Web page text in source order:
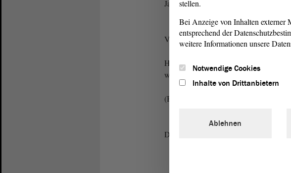
Ja, ich nehme die Wahl an.
Vizepräsidentin Anne-Marie Keding:
Herzlichen Glückwunsch zu Ihrer Wahl.
wünsche Ihnen alles Gute.
(Beifall)
Damit ist der Tagesordnungspunkt 8
stellen.
Bei Anzeige von Inhalten externer
entsprechend der
weitere Informationen unsere
Notwendige Cookies
Inhalte von Drittanbietern
Ablehnen